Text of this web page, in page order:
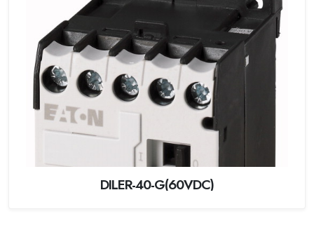
DILER-40-G(60VDC)